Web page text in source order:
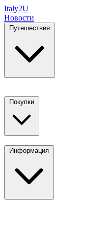
Italy2U
Новости
Путешествия
Покупки
Информация